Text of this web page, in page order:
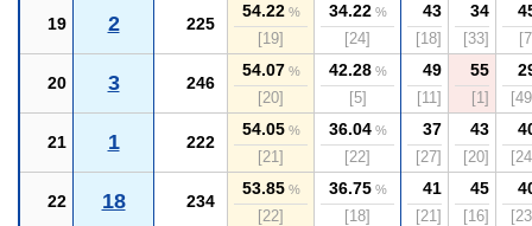
19 2 225
54.22%
[19]
34.22%
[24]
43
[18]
34
[33]
20 3 246
54.07%
[20]
42.28%
[5]
49
[11]
55
[1]
21 1 222
54.05%
[21]
36.04%
[22]
37
[27]
43
[20]
22 18 234
53.85%
[22]
36.75%
[18]
41
[21]
45
[16]